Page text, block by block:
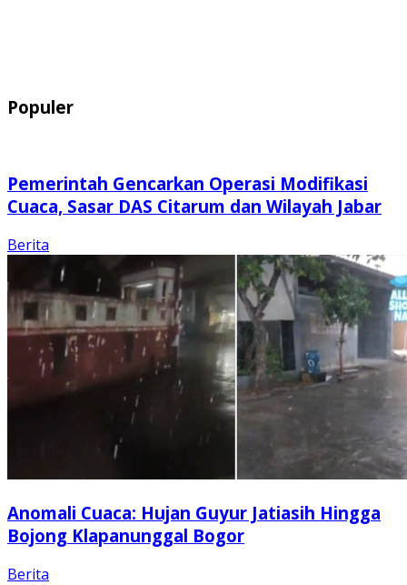
Populer
Pemerintah Gencarkan Operasi Modifikasi
Cuaca, Sasar DAS Citarum dan Wilayah Jabar
Berita
Anomali Cuaca: Hujan Guyur Jatiasih Hingga
Bojong Klapanunggal Bogor
Berita